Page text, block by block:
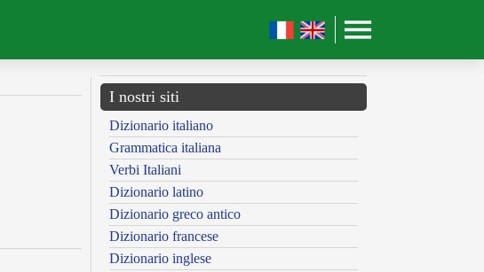
I nostri siti
Dizionario italiano
Grammatica italiana
Verbi Italiani
Dizionario latino
Dizionario greco antico
Dizionario francese
Dizionario inglese